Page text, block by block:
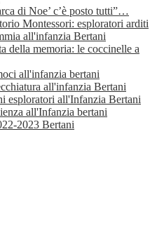
di Noe’ c’è posto tutti”…
Montessori: esploratori arditi
all'infanzia Bertani
della memoria: le coccinelle a
all'infanzia bertani
all'infanzia Bertani
esploratori all'Infanzia Bertani
all'Infanzia bertani
2023 Bertani